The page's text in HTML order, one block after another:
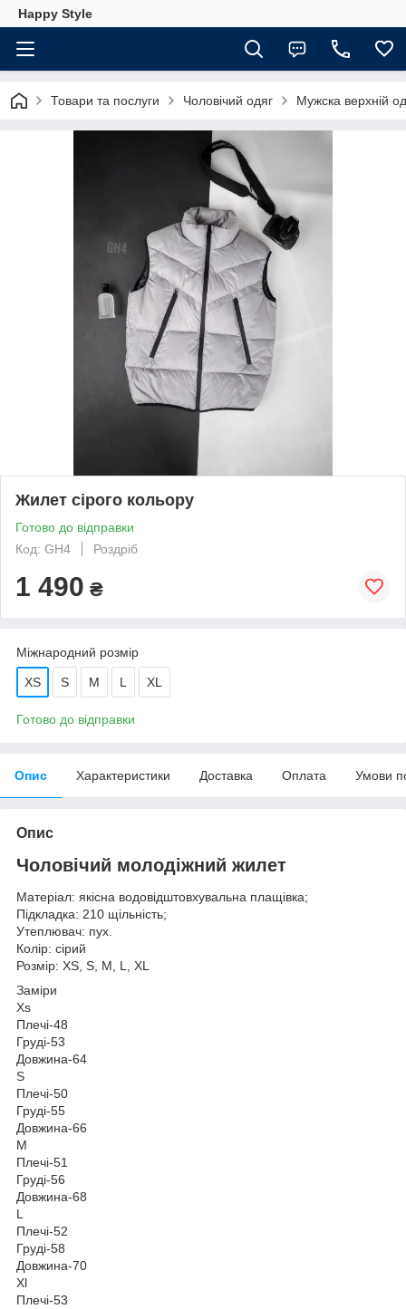
Happy Style
Товари та послуги Чоловічий одяг Мужска верхній
Жилет сірого кольору
Готово до відправки
Код: GH4
Роздріб
1 490 ₴
Міжнародний розмір
XS S M L XL
Готово до відправки
Опис Характеристики Доставка Оплата Умови
Опис
Чоловічий молодіжний жилет
Матеріал: якісна водовідштовхувальна плащівка;
Підкладка: 210 щільність;
Утеплювач: пух.
Колір: сірий
Розмір: XS, S, M, L, XL
Заміри
Xs
Плечі-48
Груді-53
Довжина-64
S
Плечі-50
Груді-55
Довжина-66
M
Плечі-51
Груді-56
Довжина-68
L
Плечі-52
Груді-58
Довжина-70
Xl
Плечі-53